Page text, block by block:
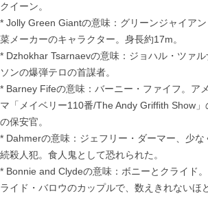
クイーン。
* Jolly Green Giantの意味：グリーンジャイア
菜メーカーのキャラクター。身長約17m。
* Dzhokhar Tsarnaevの意味：ジョハル・ツァ
ソンの爆弾テロの首謀者。
* Barney Fifeの意味：バーニー・ファイフ。ア
マ「メイベリー110番/The Andy Griffith Show
の保安官。
* Dahmerの意味：ジェフリー・ダーマー、少
続殺人犯。食人鬼として恐れられた。
* Bonnie and Clydeの意味：ボニーとクライド
ライド・バロウのカップルで、数えきれないほ